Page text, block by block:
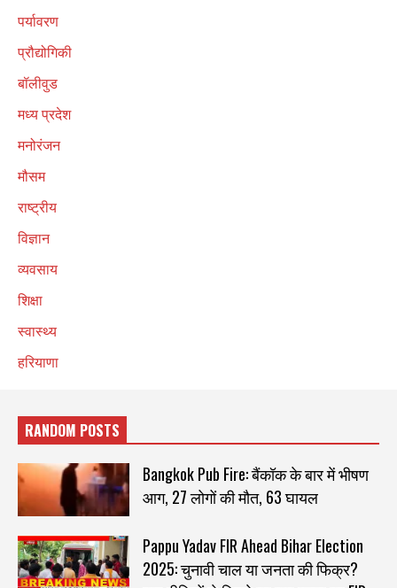
पर्यावरण
प्रौद्योगिकी
बॉलीवुड
मध्य प्रदेश
मनोरंजन
मौसम
राष्ट्रीय
विज्ञान
व्यवसाय
शिक्षा
स्वास्थ्य
हरियाणा
RANDOM POSTS
Bangkok Pub Fire: बैंकॉक के बार में भीषण
आग, 27 लोगों की मौत, 63 घायल
Pappu Yadav FIR Ahead Bihar Election
2025: चुनावी चाल या जनता की फिक्र?